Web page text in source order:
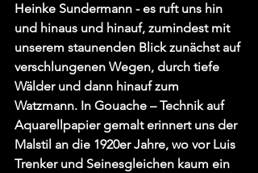
Heinke Sundermann - es ruft uns hin
und hinaus und hinauf, zumindest mit
unserem staunenden Blick zunächst auf
verschlungenen Wegen, durch tiefe
Wälder und dann hinauf zum
Watzmann. In Gouache – Technik auf
Aquarellpapier gemalt erinnert uns der
Malstil an die 1920er Jahre, wo vor Luis
Trenker und Seinesgleichen kaum ein